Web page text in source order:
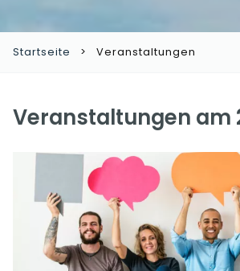
Startseite Veranstaltungen
Veranstaltungen am